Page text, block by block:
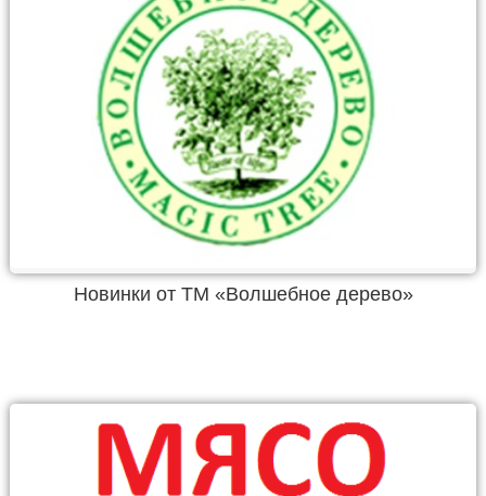
Новинки от ТМ «Волшебное дерево»